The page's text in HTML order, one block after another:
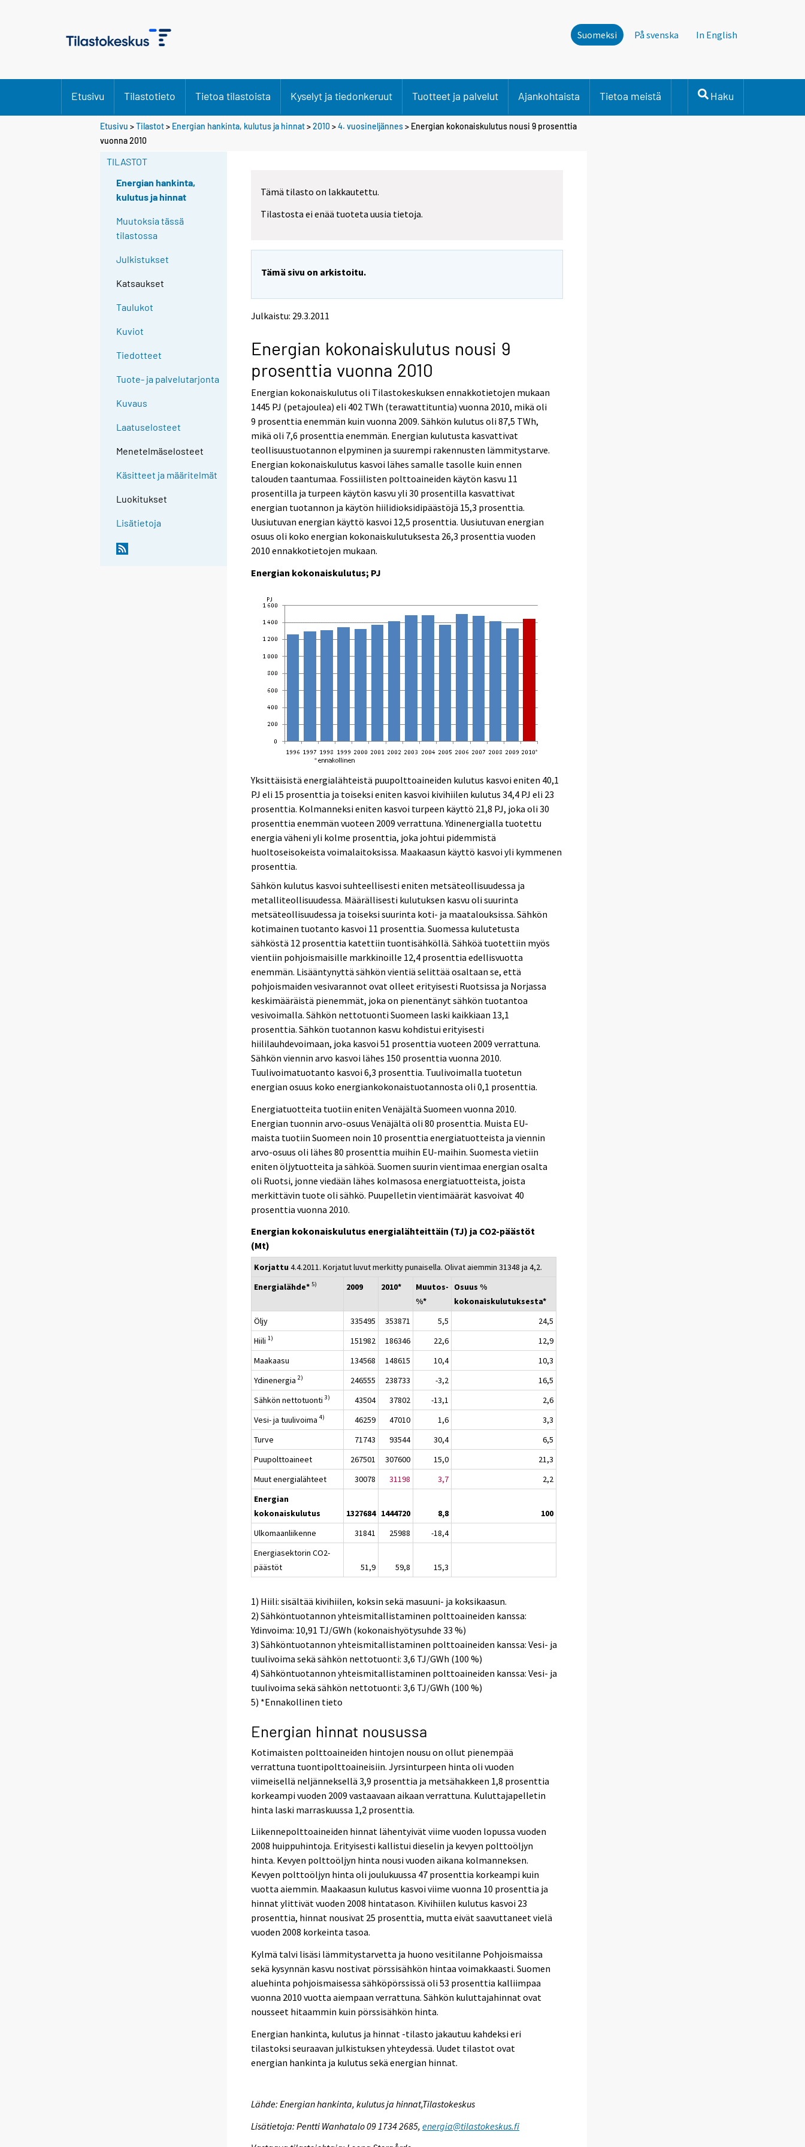
Suomeksi På svenska In English
Etusivu Tilastotieto Tietoa tilastoista Kyselyt ja tiedonkeruut Tuotteet ja palvelut Ajankohtaista Tietoa meistä Haku
Etusivu >Tilastot> Energian hankinta, kulutus ja hinnat>2010 >4. vuosineljännes> Energian kokonaiskulutus nousi 9 prosenttia
vuonna 2010
TILASTOT
Energian hankinta,
kulutus ja hinnat
Muutoksia tässä
tilastossa
Julkistukset
Katsaukset
Taulukot
Kuviot
Tiedotteet
Tuote- ja palvelutarjonta
Kuvaus
Laatuselosteet
Menetelmäselosteet
Käsitteet ja määritelmät
Luokitukset
Lisätietoja
Tämä tilasto on lakkautettu.
Tilastosta ei enää tuoteta uusia tietoja.
Tämä sivu on arkistoitu.
Julkaistu: 29.3.2011
Energian kokonaiskulutus nousi 9
prosenttia vuonna 2010
Energian kokonaiskulutus oli Tilastokeskuksen ennakkotietojen mukaan
1445 PJ (petajoulea) eli 402 TWh (terawattituntia) vuonna 2010, mikä oli
9 prosenttia enemmän kuin vuonna 2009. Sähkön kulutus oli 87,5 TWh,
mikä oli 7,6 prosenttia enemmän. Energian kulutusta kasvattivat
teollisuustuotannon elpyminen ja suurempi rakennusten lämmitystarve.
Energian kokonaiskulutus kasvoi lähes samalle tasolle kuin ennen
talouden taantumaa. Fossiilisten polttoaineiden käytön kasvu 11
prosentilla ja turpeen käytön kasvu yli 30 prosentilla kasvattivat
energian tuotannon ja käytön hiilidioksidipäästöjä 15,3 prosenttia.
Uusiutuvan energian käyttö kasvoi 12,5 prosenttia. Uusiutuvan energian
osuus oli koko energian kokonaiskulutuksesta 26,3 prosenttia vuoden
2010 ennakkotietojen mukaan.
Energian kokonaiskulutus; PJ
Yksittäisistä energialähteistä puupolttoaineiden kulutus kasvoi eniten 40,1
PJ eli 15 prosenttia ja toiseksi eniten kasvoi kivihiilen kulutus 34,4 PJ eli 23
prosenttia. Kolmanneksi eniten kasvoi turpeen käyttö 21,8 PJ, joka oli 30
prosenttia enemmän vuoteen 2009 verrattuna. Ydinenergialla tuotettu
energia väheni yli kolme prosenttia, joka johtui pidemmistä
huoltoseisokeista voimalaitoksissa. Maakaasun käyttö kasvoi yli kymmenen
prosenttia.
Sähkön kulutus kasvoi suhteellisesti eniten metsäteollisuudessa ja
metalliteollisuudessa. Määrällisesti kulutuksen kasvu oli suurinta
metsäteollisuudessa ja toiseksi suurinta koti- ja maatalouksissa. Sähkön
kotimainen tuotanto kasvoi 11 prosenttia. Suomessa kulutetusta
sähköstä 12 prosenttia katettiin tuontisähköllä. Sähköä tuotettiin myös
vientiin pohjoismaisille markkinoille 12,4 prosenttia edellisvuotta
enemmän. Lisääntynyttä sähkön vientiä selittää osaltaan se, että
pohjoismaiden vesivarannot ovat olleet erityisesti Ruotsissa ja Norjassa
keskimääräistä pienemmät, joka on pienentänyt sähkön tuotantoa
vesivoimalla. Sähkön nettotuonti Suomeen laski kaikkiaan 13,1
prosenttia. Sähkön tuotannon kasvu kohdistui erityisesti
hiililauhdevoimaan, joka kasvoi 51 prosenttia vuoteen 2009 verrattuna.
Sähkön viennin arvo kasvoi lähes 150 prosenttia vuonna 2010.
Tuulivoimatuotanto kasvoi 6,3 prosenttia. Tuulivoimalla tuotetun
energian osuus koko energiankokonaistuotannosta oli 0,1 prosenttia.
Energiatuotteita tuotiin eniten Venäjältä Suomeen vuonna 2010.
Energian tuonnin arvo-osuus Venäjältä oli 80 prosenttia. Muista EU-
maista tuotiin Suomeen noin 10 prosenttia energiatuotteista ja viennin
arvo-osuus oli lähes 80 prosenttia muihin EU-maihin. Suomesta vietiin
eniten öljytuotteita ja sähköä. Suomen suurin vientimaa energian osalta
oli Ruotsi, jonne viedään lähes kolmasosa energiatuotteista, joista
merkittävin tuote oli sähkö. Puupelletin vientimäärät kasvoivat 40
prosenttia vuonna 2010.
Energian kokonaiskulutus energialähteittäin (TJ) ja CO2-päästöt
(Mt)
Korjattu 4.4.2011. Korjatut luvut merkitty punaisella. Olivat aiemmin 31348 ja 4,2.
Energialähde* 5) 2009 2010*
Muutos-
%*
Osuus %
kokonaiskulutuksesta*
Öljy
335495 353871 5,5
24,5
Hiili1) 151982 186346 22,6
12,9
Maakaasu
134568 148615 10,4
10,3
Ydinenergia2) 246555 238733 -3,2
16,5
Sähkön nettotuonti3) 43504 37802 -13,1
2,6
Vesi- ja tuulivoima4) 46259 47010 1,6
3,3
Turve
71743 93544 30,4
6,5
Puupolttoaineet
267501 307600 15,0
21,3
Muut energialähteet
30078 31198 3,7
2,2
Energian
kokonaiskulutus
1327684 1444720 8,8
100
Ulkomaanliikenne
31841 25988
-18,4
Energiasektorin CO2-
päästöt
51,9 59,8 15,3
1) Hiili: sisältää kivihiilen, koksin sekä masuuni- ja koksikaasun.
2) Sähköntuotannon yhteismitallistaminen polttoaineiden kanssa:
Ydinvoima: 10,91 TJ/GWh (kokonaishyötysuhde 33 %)
3) Sähköntuotannon yhteismitallistaminen polttoaineiden kanssa: Vesi- ja
tuulivoima sekä sähkön nettotuonti: 3,6 TJ/GWh (100 %)
4) Sähköntuotannon yhteismitallistaminen polttoaineiden kanssa: Vesi- ja
tuulivoima sekä sähkön nettotuonti: 3,6 TJ/GWh (100 %)
5) *Ennakollinen tieto
Energian hinnat nousussa
Kotimaisten polttoaineiden hintojen nousu on ollut pienempää
verrattuna tuontipolttoaineisiin. Jyrsinturpeen hinta oli vuoden
viimeisellä neljänneksellä 3,9 prosenttia ja metsähakkeen 1,8 prosenttia
korkeampi vuoden 2009 vastaavaan aikaan verrattuna. Kuluttajapelletin
hinta laski marraskuussa 1,2 prosenttia.
Liikennepolttoaineiden hinnat lähentyivät viime vuoden lopussa vuoden
2008 huippuhintoja. Erityisesti kallistui dieselin ja kevyen polttoöljyn
hinta. Kevyen polttoöljyn hinta nousi vuoden aikana kolmanneksen.
Kevyen polttoöljyn hinta oli joulukuussa 47 prosenttia korkeampi kuin
vuotta aiemmin. Maakaasun kulutus kasvoi viime vuonna 10 prosenttia ja
hinnat ylittivät vuoden 2008 hintatason. Kivihiilen kulutus kasvoi 23
prosenttia, hinnat nousivat 25 prosenttia, mutta eivät saavuttaneet vielä
vuoden 2008 korkeinta tasoa.
Kylmä talvi lisäsi lämmitystarvetta ja huono vesitilanne Pohjoismaissa
sekä kysynnän kasvu nostivat pörssisähkön hintaa voimakkaasti. Suomen
aluehinta pohjoismaisessa sähköpörssissä oli 53 prosenttia kalliimpaa
vuonna 2010 vuotta aiempaan verrattuna. Sähkön kuluttajahinnat ovat
nousseet hitaammin kuin pörssisähkön hinta.
Energian hankinta, kulutus ja hinnat -tilasto jakautuu kahdeksi eri
tilastoksi seuraavan julkistuksen yhteydessä. Uudet tilastot ovat
energian hankinta ja kulutus sekä energian hinnat.
Lähde: Energian hankinta, kulutus ja hinnat,Tilastokeskus
Lisätietoja: Pentti Wanhatalo 09 1734 2685,energia@tilastokeskus.fi
Y
Y